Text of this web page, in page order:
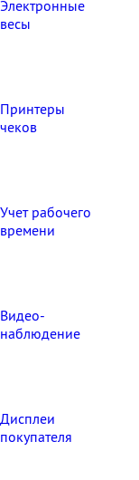
Электронные
весы
Принтеры
чеков
Учет рабочего
времени
Видео‑
наблюдение
Дисплеи
покупателя